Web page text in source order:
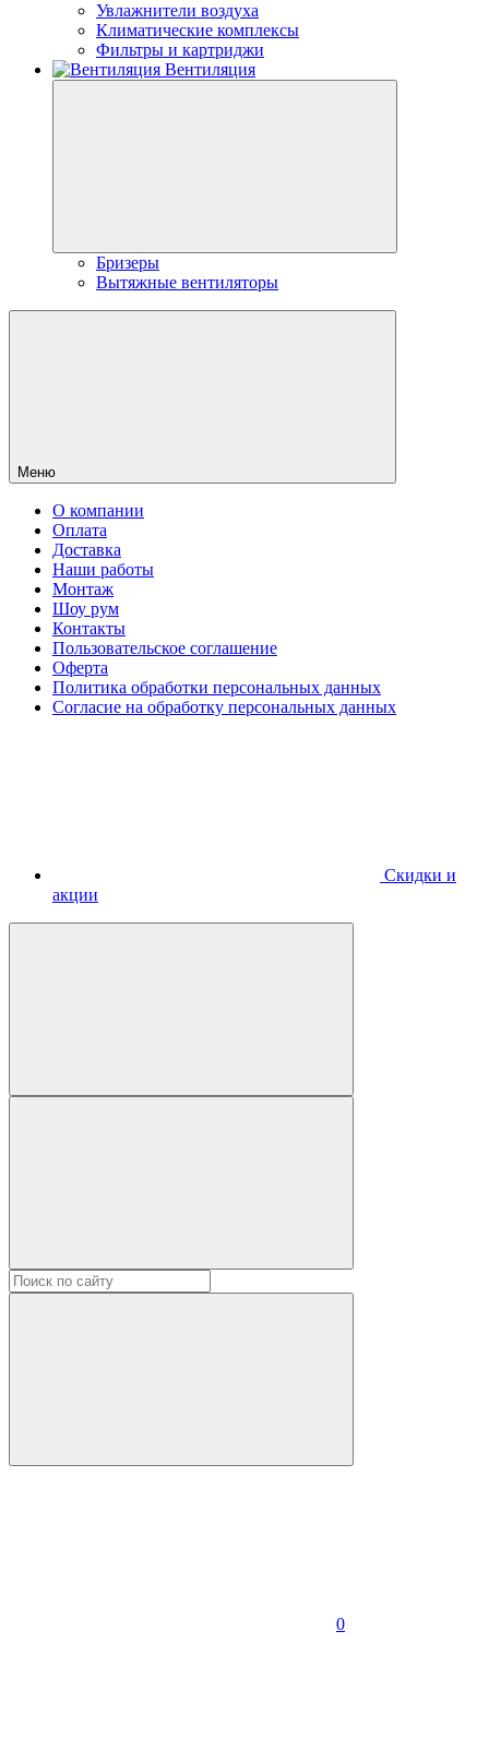
Увлажнители воздуха
Климатические комплексы
Фильтры и картриджи
Вентиляция
Бризеры
Вытяжные вентиляторы
Меню
О компании
Оплата
Доставка
Наши работы
Монтаж
Шоу рум
Контакты
Пользовательское соглашение
Оферта
Политика обработки персональных данных
Согласие на обработку персональных данных
Скидки и
акции
0